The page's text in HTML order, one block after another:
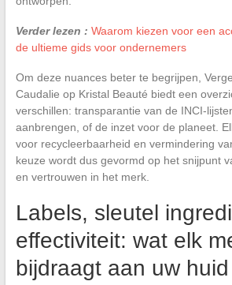
Verder lezen : Waarom kiezen voor een
de ultieme gids voor ondernemers
Om deze nuances beter te begrijpen,
Caudalie op Kristal Beauté biedt een
verschillen: transparantie van de INCI-
aanbrengen, of de inzet voor de planeet.
voor recycleerbaarheid en vermindering
keuze wordt dus gevormd op het snijpunt
en vertrouwen in het merk.
Labels, sleutel
effectiviteit: wat elk
bijdraagt aan uw huid